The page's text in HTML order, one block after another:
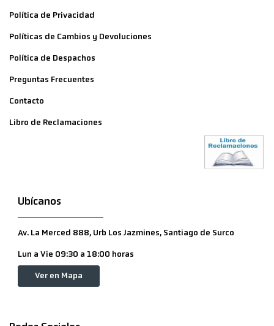
Política de Privacidad
Políticas de Cambios y Devoluciones
Política de Despachos
Preguntas Frecuentes
Contacto
Libro de Reclamaciones
Ubícanos
Av. La Merced 888, Urb Los Jazmines, Santiago de Surco
Lun a Vie 09:30 a 18:00 horas
Ver en Mapa